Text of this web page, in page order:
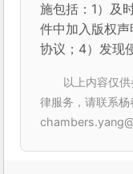
施包括：1）及
件中加入版权
协议；4）发现
以上内容仅
律服务，请联系杨